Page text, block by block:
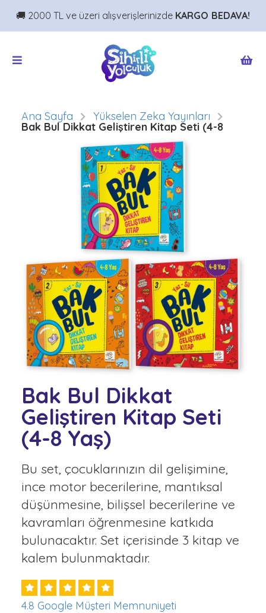
🚚 2000 TL ve üzeri alışverişlerinizde KARGO BEDAVA!
Ana Sayfa Yükselen Zeka Yayınları
Bak Bul Dikkat Geliştiren Kitap Seti (4-8
Bak Bul Dikkat
Geliştiren Kitap Seti
(4-8 Yaş)
Bu set, çocuklarınızın dil gelişimine,
ince motor becerilerine, mantıksal
düşünmesine, bilişsel becerilerine ve
kavramları öğrenmesine katkıda
bulunacaktır. Set içerisinde 3 kitap ve
kalem bulunmaktadır.
4.8 Google Müşteri Memnuniyeti